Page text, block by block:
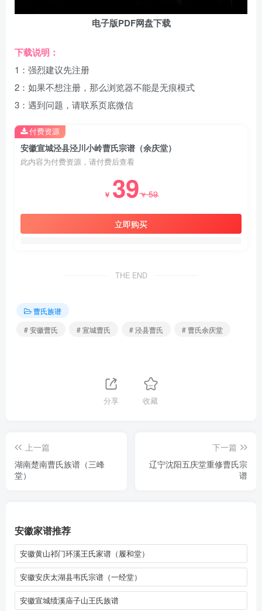
电子版PDF网盘下载
下载说明：
1：强烈建议先注册
2：如果不想注册，那么浏览器不能是无痕模式
3：遇到问题，请联系页底微信
安徽宣城泾县泾川小岭曹氏宗谱（余庆堂）
此内容为付费资源，请付费后查看
￥ 39￥59
立即购买
付费资源
THE END
曹氏族谱
# 安徽曹氏
# 宣城曹氏 # 泾县曹氏 # 曹氏余庆堂
分享 收藏
上一篇
湖南楚南曹氏族谱（三峰
堂）
下一篇
辽宁沈阳五庆堂重修曹氏宗
谱
安徽家谱推荐
安徽黄山祁门环溪王氏家谱（履和堂）
安徽安庆太湖县韦氏宗谱（一经堂）
安徽宣城绩溪庙子山王氏族谱